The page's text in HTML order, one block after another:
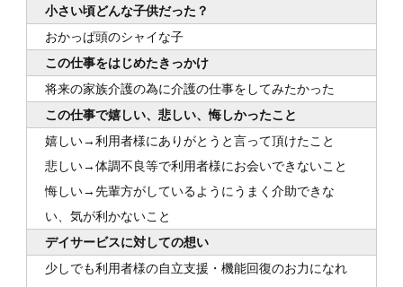
小さい頃どんな子供だった？
おかっぱ頭のシャイな子
この仕事をはじめたきっかけ
将来の家族介護の為に介護の仕事をしてみたかった
この仕事で嬉しい、悲しい、悔しかったこと
嬉しい→利用者様にありがとうと言って頂けたこと
悲しい→体調不良等で利用者様にお会いできないこと
悔しい→先輩方がしているようにうまく介助できな
い、気が利かないこと
デイサービスに対しての想い
少しでも利用者様の自立支援・機能回復のお力になれ